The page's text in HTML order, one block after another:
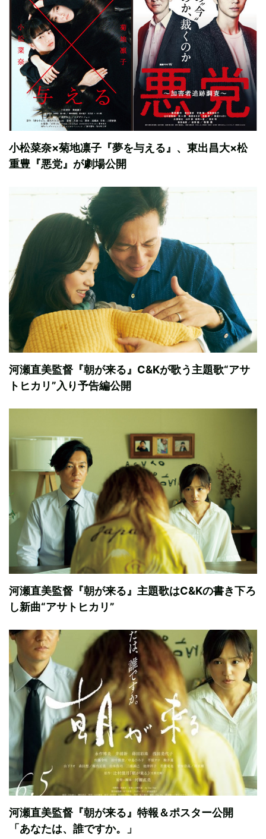
小松菜奈×菊地凛子『夢を与える』、東出昌大×松
重豊『悪党』が劇場公開
河瀬直美監督『朝が来る』C&Kが歌う主題歌“アサ
トヒカリ”入り予告編公開
河瀬直美監督『朝が来る』主題歌はC&Kの書き下ろ
し新曲“アサトヒカリ”
河瀬直美監督『朝が来る』特報＆ポスター公開
「あなたは、誰ですか。」